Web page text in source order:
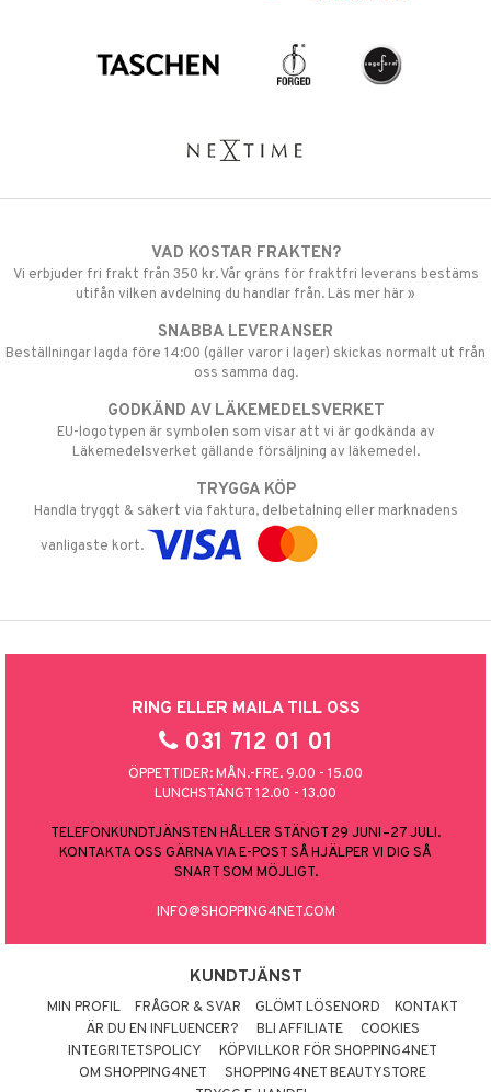
VAD KOSTAR FRAKTEN?
Vi erbjuder fri frakt från 350 kr. Vår gräns för fraktfri leverans bestäms
utifån vilken avdelning du handlar från. Läs mer här »
SNABBA LEVERANSER
Beställningar lagda före 14:00 (gäller varor i lager) skickas normalt ut från
oss samma dag.
GODKÄND AV LÄKEMEDELSVERKET
EU-logotypen är symbolen som visar att vi är godkända av
Läkemedelsverket gällande försäljning av läkemedel.
TRYGGA KÖP
Handla tryggt & säkert via faktura, delbetalning eller marknadens
vanligaste kort.
RING ELLER MAILA TILL OSS
031 712 01 01
ÖPPETTIDER: MÅN.-FRE. 9.00 - 15.00
LUNCHSTÄNGT 12.00 - 13.00
TELEFONKUNDTJÄNSTEN HÅLLER STÄNGT 29 JUNI–27 JULI.
KONTAKTA OSS GÄRNA VIA E-POST SÅ HJÄLPER VI DIG SÅ
SNART SOM MÖJLIGT.
INFO@SHOPPING4NET.COM
KUNDTJÄNST
MIN PROFIL FRÅGOR & SVAR GLÖMT LÖSENORD
KONTAKT
ÄR DU EN INFLUENCER?
BLI AFFILIATE
COOKIES
INTEGRITETSPOLICY
KÖPVILLKOR FÖR SHOPPING4NET
OM SHOPPING4NET
SHOPPING4NET BEAUTYSTORE